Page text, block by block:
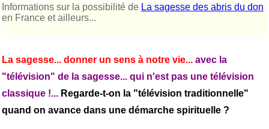
Informations sur la possibilité de La sagesse des abris du don
en France et ailleurs...
La sagesse... donner un sens à notre vie... avec la
"télévision" de la sagesse... qui n'est pas une télévision
classique !... Regarde-t-on la "télévision traditionnelle"
quand on avance dans une démarche spirituelle ?